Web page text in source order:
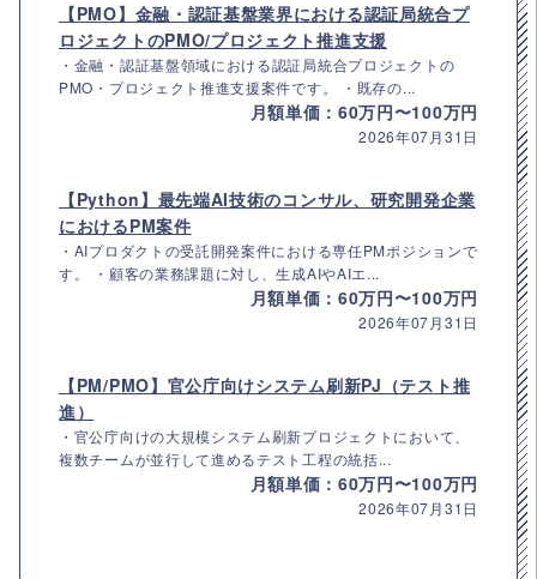
【PMO】金融・認証基盤業界における認証局統合プ
ロジェクトのPMO/プロジェクト推進支援
・金融・認証基盤領域における認証局統合プロジェクトの
PMO・プロジェクト推進支援案件です。 ・既存の...
月額単価：60万円〜100万円
2026年07月31日
【Python】最先端AI技術のコンサル、研究開発企業
におけるPM案件
・AIプロダクトの受託開発案件における専任PMポジションで
す。 ・顧客の業務課題に対し、生成AIやAIエ...
月額単価：60万円〜100万円
2026年07月31日
【PM/PMO】官公庁向けシステム刷新PJ（テスト推
進）
・官公庁向けの大規模システム刷新プロジェクトにおいて、
複数チームが並行して進めるテスト工程の統括...
月額単価：60万円〜100万円
2026年07月31日